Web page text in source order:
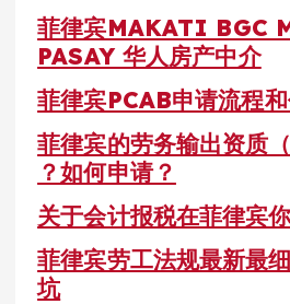
菲律宾MAKATI BGC
PASAY 华人房产中介
菲律宾PCAB申请流程
菲律宾的劳务输出资质
？如何申请？
关于会计报税在菲律宾
菲律宾劳工法规最新最
坑